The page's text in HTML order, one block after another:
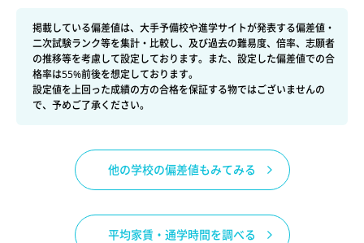
掲載している偏差値は、大手予備校や進学サイトが発表する偏差値・
二次試験ランク等を集計・比較し、及び過去の難易度、倍率、志願者
の推移等を考慮して設定しております。また、設定した偏差値での合
格率は55%前後を想定しております。
設定値を上回った成績の方の合格を保証する物ではございませんの
で、予めご了承ください。
他の学校の偏差値もみてみる
平均家賃・通学時間を調べる